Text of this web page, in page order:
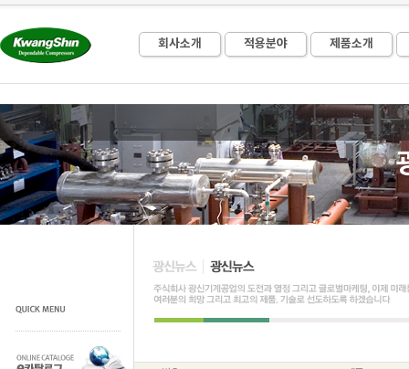
회사소개 적용분야 제품소개